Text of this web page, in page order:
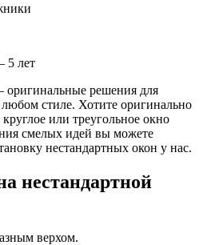
5 лет
решения для
стиле. Хотите оригинально
или треугольное окно
смелых идей вы можете
нестандартных окон у нас.
нестандартной
верхом.